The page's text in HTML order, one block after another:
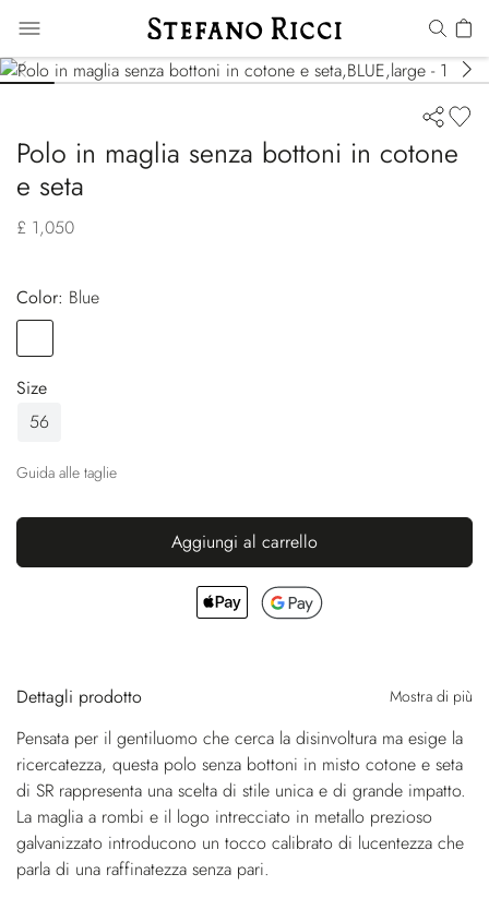
Polo in maglia senza bottoni in cotone
e seta
£ 1,050
Color:
blue
Size
56
Guida alle taglie
Aggiungi al carrello
Dettagli prodotto Mostra di più
Pensata per il gentiluomo che cerca la disinvoltura ma esige la
ricercatezza, questa polo senza bottoni in misto cotone e seta
di SR rappresenta una scelta di stile unica e di grande impatto.
La maglia a rombi e il logo intrecciato in metallo prezioso
galvanizzato introducono un tocco calibrato di lucentezza che
parla di una raffinatezza senza pari.